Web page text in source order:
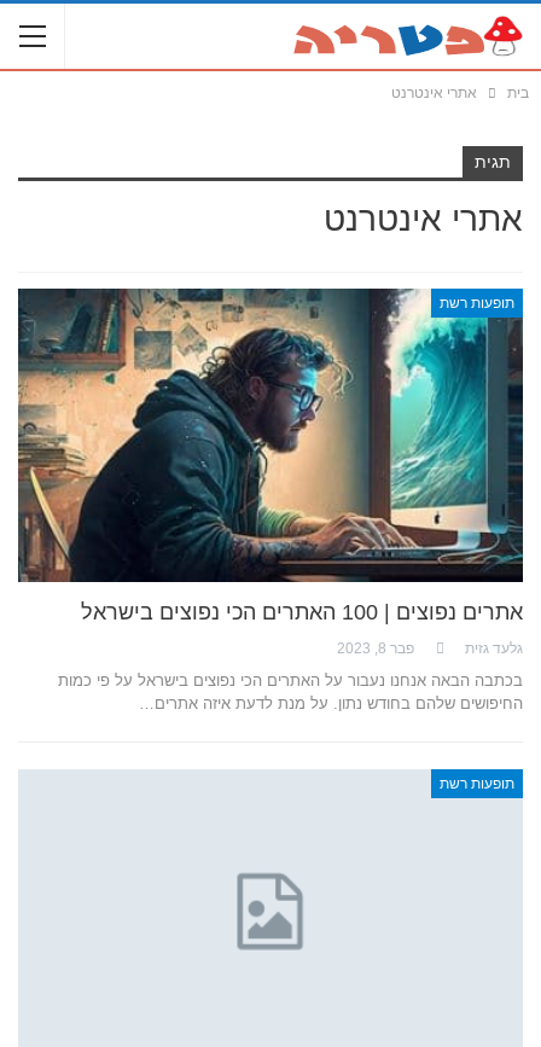
בית אתרי אינטרנט
תגית
אתרי אינטרנט
תופעות רשת
אתרים נפוצים | 100 האתרים הכי נפוצים בישראל
גלעד גזית פבר 8, 2023
בכתבה הבאה אנחנו נעבור על האתרים הכי נפוצים בישראל על פי כמות
החיפושים שלהם בחודש נתון. על מנת לדעת איזה אתרים…
תופעות רשת